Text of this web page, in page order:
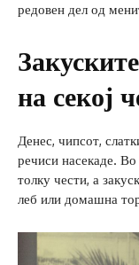
редовен дел од
на секој
Денес, чипсот,
речиси насекаде.
толку чести, а
леб или домашна